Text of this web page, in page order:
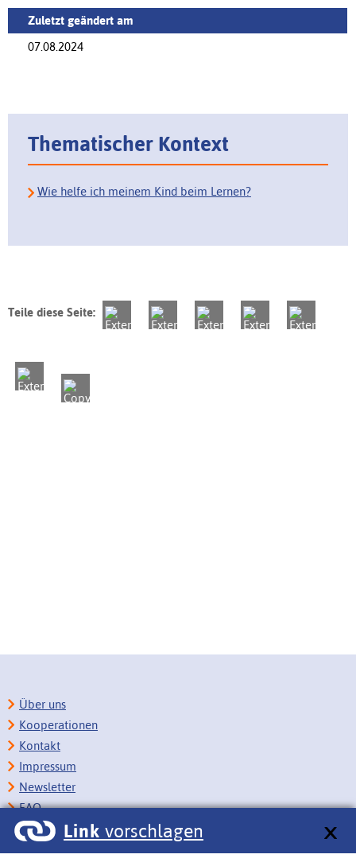
Zuletzt geändert am
07.08.2024
Thematischer Kontext
Wie helfe ich meinem Kind beim Lernen?
Teile diese Seite:
Link vorschlagen
Über uns
Kooperationen
Kontakt
Impressum
Newsletter
FAQ
Copyright